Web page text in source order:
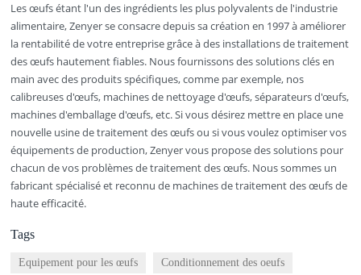
Les œufs étant l'un des ingrédients les plus polyvalents de l'industrie
alimentaire, Zenyer se consacre depuis sa création en 1997 à améliorer
la rentabilité de votre entreprise grâce à des installations de traitement
des œufs hautement fiables. Nous fournissons des solutions clés en
main avec des produits spécifiques, comme par exemple, nos
calibreuses d'œufs, machines de nettoyage d'œufs, séparateurs d'œufs,
machines d'emballage d'œufs, etc. Si vous désirez mettre en place une
nouvelle usine de traitement des œufs ou si vous voulez optimiser vos
équipements de production, Zenyer vous propose des solutions pour
chacun de vos problèmes de traitement des œufs. Nous sommes un
fabricant spécialisé et reconnu de machines de traitement des œufs de
haute efficacité.
Tags
Equipement pour les œufs
Conditionnement des oeufs